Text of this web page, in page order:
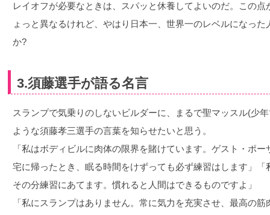
レイオフが必要なときは、スパッと休養してよいのだ。この
ょっと異なるけれど、やはり日本一、世界一のレベルになっ
か?
3.須藤選手が語る名言
スランプで気乗りのしないビルダーに、まるで聖マッスル(少
ような須藤孝三選手の言葉を知らせたいと思う。
「私はボディビルに肉体の限界を賭けています。ゲスト・ポ
宅に帰ったとき、眠る時間をけずっても必ず練習はします」
その分練習にあてます。慣れると人間はできるものですよ」
「私にスランプはありません。常に気力を充実させ、最高の